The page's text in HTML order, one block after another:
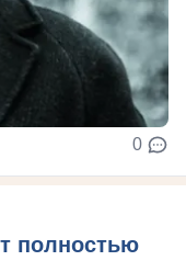
0
полностью